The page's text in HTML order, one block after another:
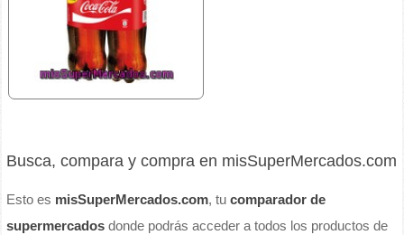
Busca, compara y compra en misSuperMercados.com
Esto es misSuperMercados.com, tucomparador de
supermercados donde podrás acceder a todos los productos de